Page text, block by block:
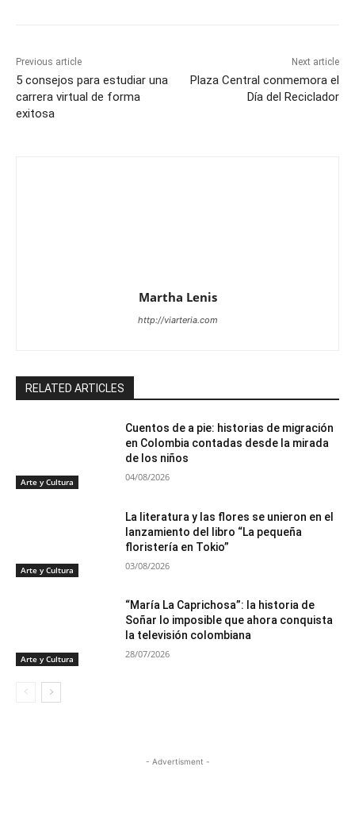
Previous article
5 consejos para estudiar una
carrera virtual de forma
exitosa
Next article
Plaza Central conmemora el
Día del Reciclador
Martha Lenis
http://viarteria.com
RELATED ARTICLES
Arte y Cultura
Cuentos de a pie: historias de migración
en Colombia contadas desde la mirada
de los niños
04/08/2026
Arte y Cultura
La literatura y las flores se unieron en el
lanzamiento del libro “La pequeña
floristería en Tokio”
03/08/2026
Arte y Cultura
“María La Caprichosa”: la historia de
Soñar lo imposible que ahora conquista
la televisión colombiana
28/07/2026
- Advertisment -